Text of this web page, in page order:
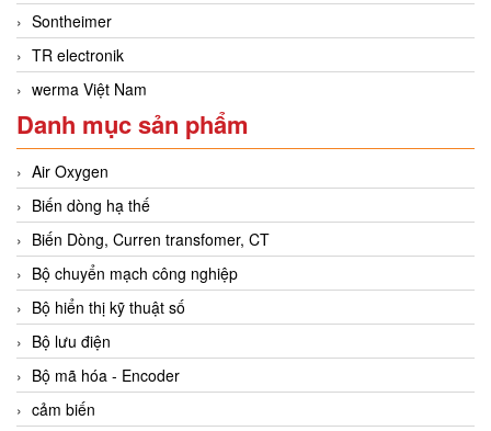
Sontheimer
TR electronik
werma Việt Nam
Danh mục sản phẩm
Air Oxygen
Biến dòng hạ thế
Biến Dòng, Curren transfomer, CT
Bộ chuyển mạch công nghiệp
Bộ hiển thị kỹ thuật số
Bộ lưu điện
Bộ mã hóa - Encoder
cảm biến